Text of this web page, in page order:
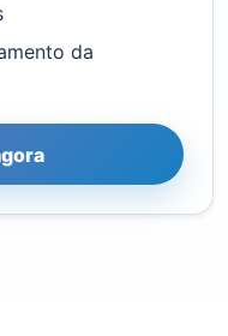
da